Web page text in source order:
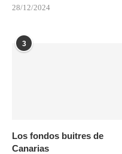
28/12/2024
3
Los fondos buitres de
Canarias